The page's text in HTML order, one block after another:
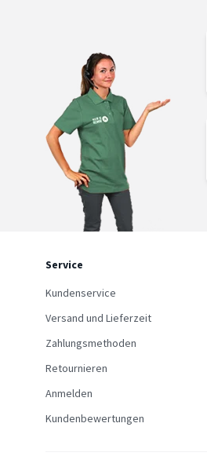
Service
Kundenservice
Versand und Lieferzeit
Zahlungsmethoden
Retournieren
Anmelden
Kundenbewertungen